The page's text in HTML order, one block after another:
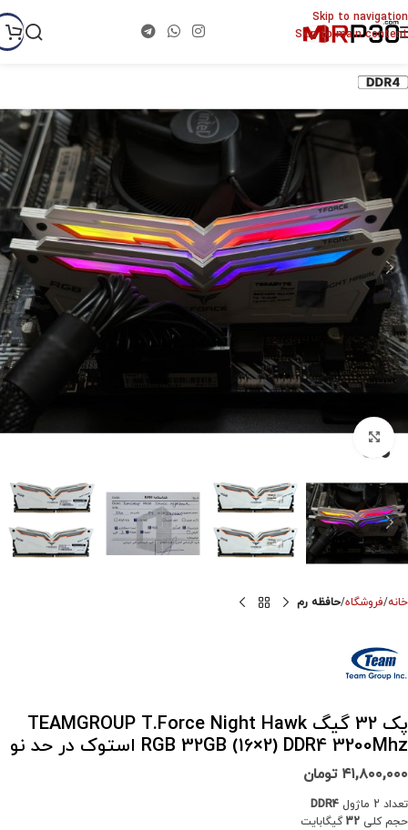
Skip to navigation
Skip to main content
برای بزرگنمایی کلیک کنید
خانه فروشگاه حافظه رم
پک 32 گیگ TEAMGROUP T.Force Night Hawk
RGB 32GB (16×2) DDR4 3200Mhz استوک در حد نو
۴۱,۸۰۰,۰۰۰ تومان
تعداد 2 ماژول
DDR4
حجم کلی 32گیگابایت